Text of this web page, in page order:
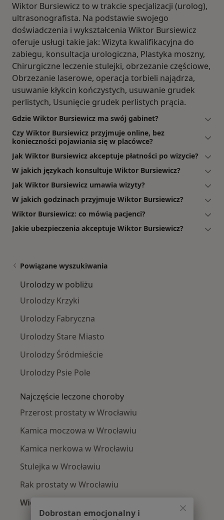
Wiktor Bursiewicz to w trakcie specjalizacji (urolog),
ultrasonografista. Na podstawie swojego
doświadczenia i wykształcenia Wiktor Bursiewicz
oferuje usługi takie jak: Wizyta kwalifikacyjna do
zabiegu, konsultacja urologiczna, Plastyka moszny,
Chirurgiczne leczenie stulejki, obrzezanie częściowe,
Obrzezanie laserowe, operacja torbieli najądrza,
usuwanie kłykcin kończystych, usuwanie grudek
perlistych, Usunięcie grudek perlistych prącia.
Gdzie Wiktor Bursiewicz ma swój gabinet?
Czy Wiktor Bursiewicz przyjmuje online, bez
konieczności pojawiania się w placówce?
Jak Wiktor Bursiewicz akceptuje płatności po wizycie?
W jakich językach konsultuje Wiktor Bursiewicz?
Jak Wiktor Bursiewicz umawia wizyty?
W jakich godzinach przyjmuje Wiktor Bursiewicz?
Wiktor Bursiewicz: co mówią pacjenci?
Jakie ubezpieczenia akceptuje Wiktor Bursiewicz?
Powiązane wyszukiwania
Urolodzy w pobliżu
Urolodzy Krzyki
Urolodzy Fabryczna
Urolodzy Stare Miasto
Urolodzy Śródmieście
Urolodzy Psie Pole
Najczęście leczone choroby
Przerost prostaty w Wrocławiu
Kamica moczowa w Wrocławiu
Kamica nerkowa w Wrocławiu
Stulejka w Wrocławiu
Rak prostaty w Wrocławiu
Więcej (15)
Więcej w kategorii: Najczęście leczone
Dobrostan emocjonalny i